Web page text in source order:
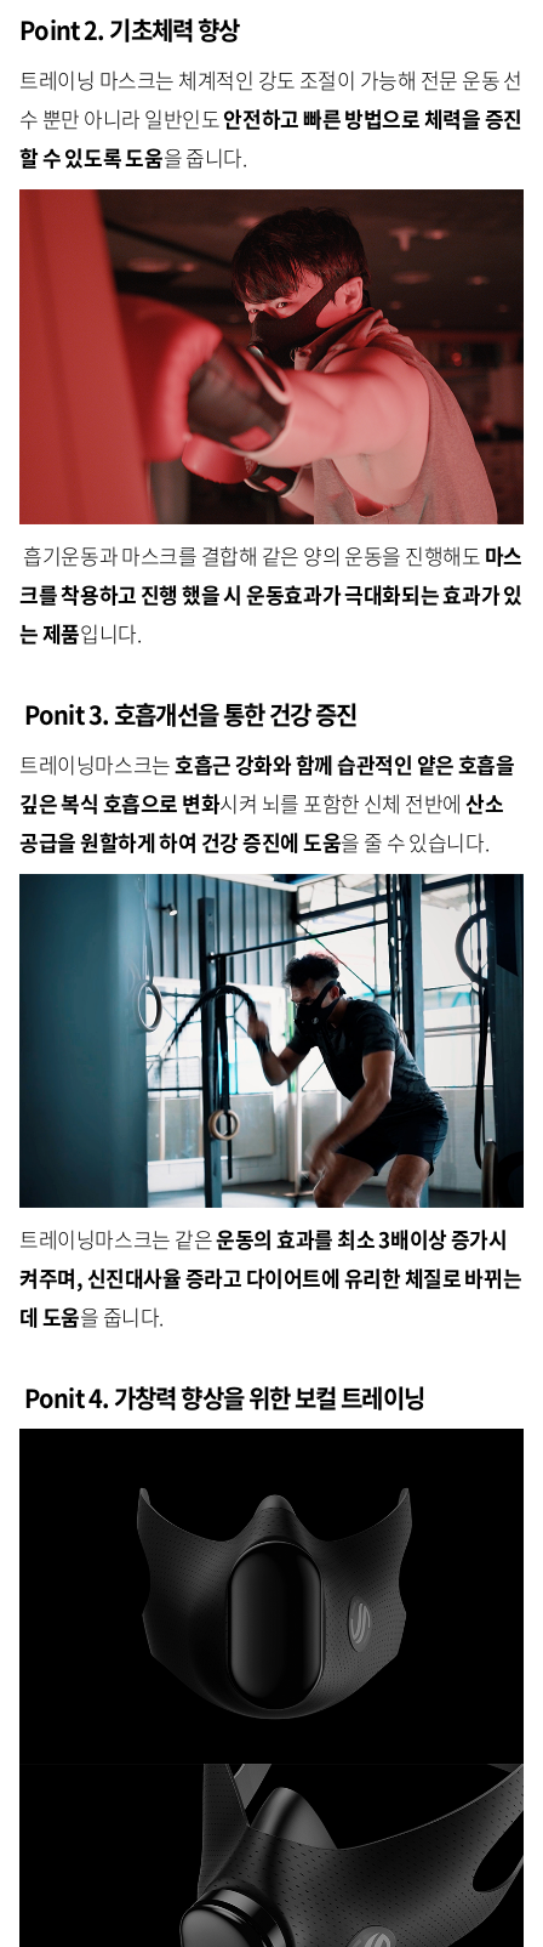
Point 2. 기초체력 향상
트레이닝 마스크는 체계적인 강도 조절이 가능해 전문 운동 선
수 뿐만 아니라 일반인도안전하고 빠른 방법으로 체력을 증진
할 수 있도록 도움을 줍니다.
흡기운동과 마스크를 결합해 같은 양의 운동을 진행해도 마스
크를 착용하고 진행 했을 시 운동효과가 극대화되는 효과가 있
는 제품입니다.
Ponit 3. 호흡개선을 통한 건강 증진
트레이닝마스크는호흡근 강화와 함께 습관적인 얕은 호흡을
깊은 복식 호흡으로 변화시켜 뇌를 포함한 신체 전반에산소
공급을 원할하게 하여 건강 증진에 도움을 줄 수 있습니다.
트레이닝마스크는 같은운동의 효과를 최소 3배이상 증가시
켜주며, 신진대사율 증라고 다이어트에 유리한 체질로 바뀌는
데 도움을 줍니다.
Ponit 4. 가창력 향상을 위한 보컬 트레이닝